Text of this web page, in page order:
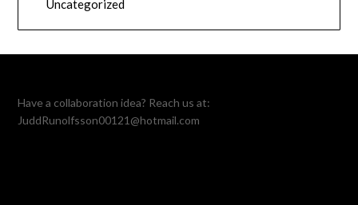
Uncategorized
Have a collaboration idea? Reach us at:
JuddRunolfsson00121@hotmail.com